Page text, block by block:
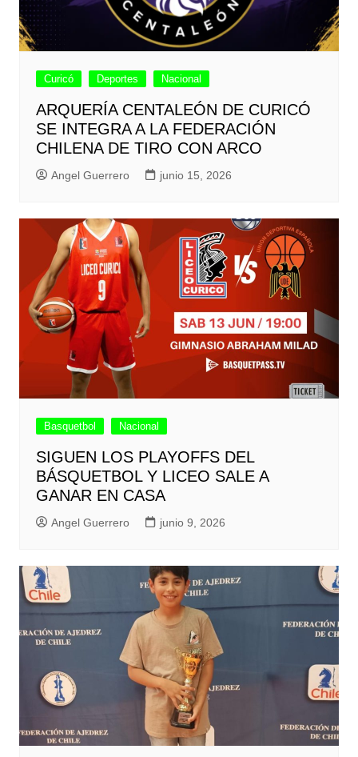
Curicó Deportes Nacional
ARQUERÍA CENTALEÓN DE CURICÓ
SE INTEGRA A LA FEDERACIÓN
CHILENA DE TIRO CON ARCO
Angel Guerrero junio 15, 2026
Basquetbol Nacional
SIGUEN LOS PLAYOFFS DEL
BÁSQUETBOL Y LICEO SALE A
GANAR EN CASA
Angel Guerrero junio 9, 2026